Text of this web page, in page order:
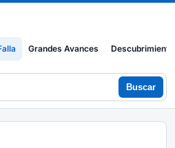
Grandes Avances
Buscar